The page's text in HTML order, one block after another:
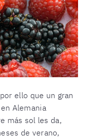
ello que un gran
Alemania
más sol les da,
de verano,